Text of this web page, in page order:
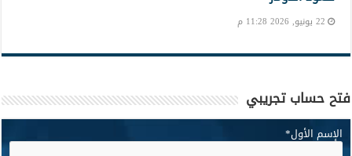
22 يونيو, 2026 11:28 م
فتح حساب تجريبي
الإسم الأول*